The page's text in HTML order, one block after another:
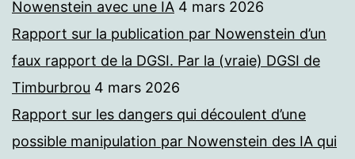
Nowenstein avec une IA 4 mars 2026
Rapport sur la publication par Nowenstein d’un
faux rapport de la DGSI. Par la (vraie) DGSI de
Timburbrou 4 mars 2026
Rapport sur les dangers qui découlent d’une
possible manipulation par Nowenstein des IA qui